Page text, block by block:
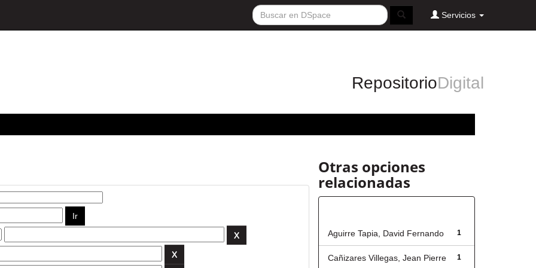
Servicios
RepositorioDigital
Otras opciones
relacionadas
1
Aguirre Tapia, David Fernando
1
Cañizares Villegas, Jean Pierre